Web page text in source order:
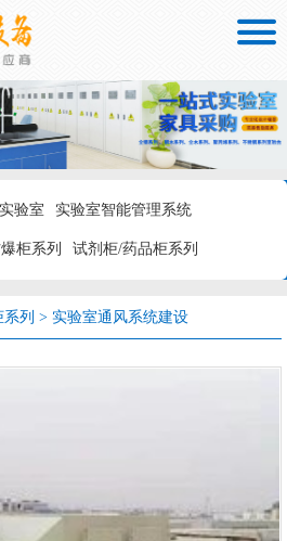

验室 实验室智能管理系统
柜系列 试剂柜/药品柜系列
列 > 实验室通风系统建设